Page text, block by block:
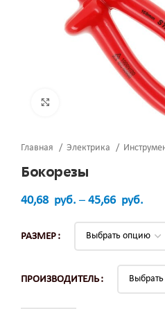
Нажмите, чтобы увеличить
Главная Электрика
Бокорезы
40,68 руб. – 45,66 руб.
РАЗМЕР
ПРОИЗВОДИТЕЛЬ